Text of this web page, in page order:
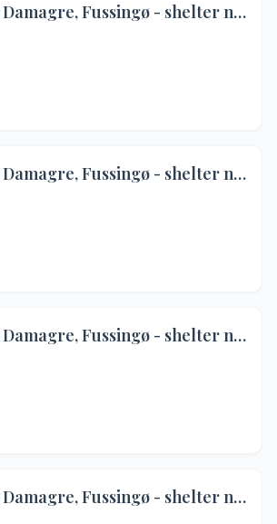
Shelterplads Damagre, Fussingø - shelter nr. 1 (bookbar)
Shelterplads Damagre, Fussingø - shelter nr. 2 (bookbar)
Shelterplads Damagre, Fussingø - shelter nr. 3 (bookbar)
Shelterplads Damagre, Fussingø - shelter nr. 4 (ikke bookbar)